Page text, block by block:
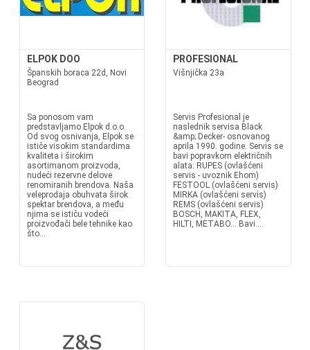
ELPOK DOO
Španskih boraca 22d, Novi
Beograd
Sa ponosom vam
predstavljamo Elpok d.o.o.
Od svog osnivanja, Elpok se
ističe visokim standardima
kvaliteta i širokim
asortimanom proizvoda,
nudeći rezervne delove
renomiranih brendova. Naša
veleprodaja obuhvata širok
spektar brendova, a među
njima se ističu vodeći
proizvođači bele tehnike kao
što...
PROFESIONAL
Višnjička 23a
Servis Profesional je
naslednik servisa Black
&amp; Decker- osnovanog
aprila 1990. godine. Servis se
bavi popravkom električnih
alata: RUPES (ovlašćeni
servis - uvoznik Ehom)
FESTOOL (ovlašćeni servis)
MIRKA (ovlašćeni servis)
REMS (ovlašćeni servis)
BOSCH, MAKITA, FLEX,
HILTI, METABO... Bavi...